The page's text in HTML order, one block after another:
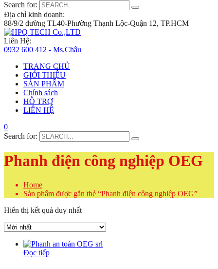
Search for:
Địa chỉ kinh doanh:
88/9/2 đường TL40-Phường Thạnh Lộc-Quận 12, TP.HCM
Liên Hệ:
0932 600 412 - Ms.Châu
TRANG CHỦ
GIỚI THIỆU
SẢN PHẨM
Chính sách
HỖ TRỢ
LIÊN HỆ
0
Search for:
Phanh điện công nghiệp OEG
Home
Sản phẩm được gắn thẻ “Phanh điện công nghiệp OEG”
Hiển thị kết quả duy nhất
Đọc tiếp